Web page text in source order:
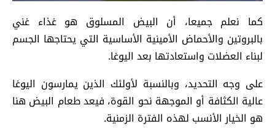
كما نعلم جميعا، أن البيض المسلوق هو غذاء غني
بالبروتين والأحماض الأمينية الأساسية التي يحتاجها الجسم
لبناء العضلات واستعادتها بعد اليوغا.
على وجه التحديد، وبالنسبة لأولئك الذين يمارسون اليوغا
عالية الكثافة أو الموجهة نحو القوة، فيعد طعام البيض هنا
هو الخيار الأنسب لهذه الفترة الزمنية.